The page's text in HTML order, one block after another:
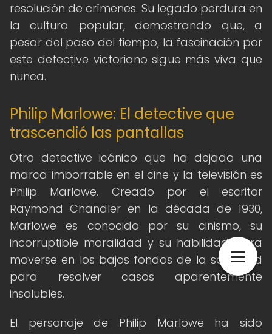
resolución de crímenes. Su legado perdura en
la cultura popular, demostrando que, a
pesar del paso del tiempo, la fascinación por
este detective victoriano sigue más viva que
nunca.
Philip Marlowe: El detective que
trascendió las pantallas
Otro detective icónico que ha dejado una
marca imborrable en el cine y la televisión es
Philip Marlowe. Creado por el escritor
Raymond Chandler en la década de 1930,
Marlowe es conocido por su cinismo, su
incorruptible moralidad y su habilidad para
moverse en los bajos fondos de la sociedad
para resolver casos aparentemente
insolubles.
El personaje de Philip Marlowe ha sido